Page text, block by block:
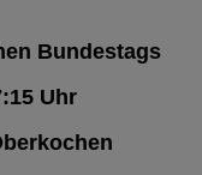
Bundestags
Uhr